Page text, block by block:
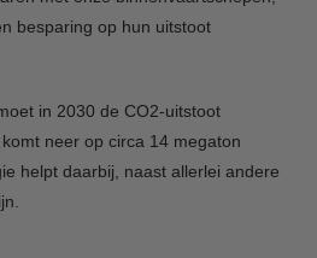
besparing op hun uitstoot
in 2030 de CO2-uitstoot
neer op circa 14 megaton
helpt daarbij, naast allerlei andere